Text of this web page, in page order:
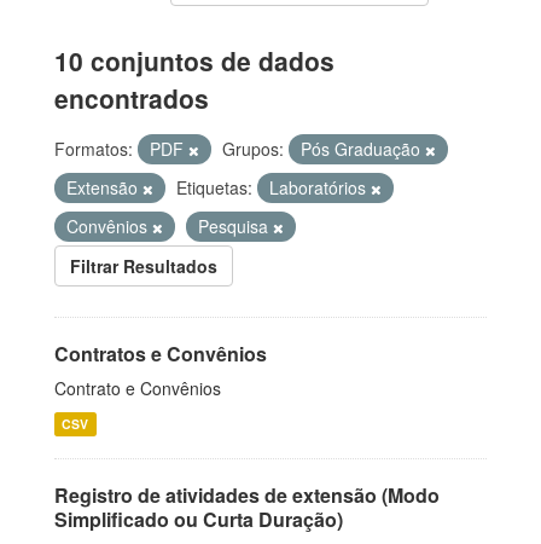
10 conjuntos de dados
encontrados
Formatos: PDF Grupos:
Pós Graduação
Extensão
Etiquetas:
Laboratórios
Convênios
Pesquisa
Filtrar Resultados
Contratos e Convênios
Contrato e Convênios
CSV
Registro de atividades de extensão (Modo
Simplificado ou Curta Duração)